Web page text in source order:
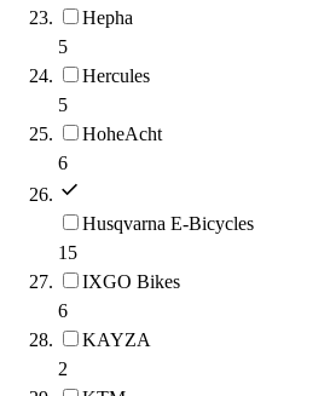
Hepha
5
Hercules
5
HoheAcht
6
Husqvarna E-Bicycles
15
IXGO Bikes
6
KAYZA
2